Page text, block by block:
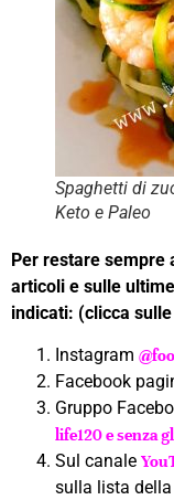
Spaghetti di
Keto e Paleo
Per restare sempre
articoli e sulle
indicati: (clicca
Instagram
Facebook
Gruppo
life120 e senza
Sul canale
sulla lista